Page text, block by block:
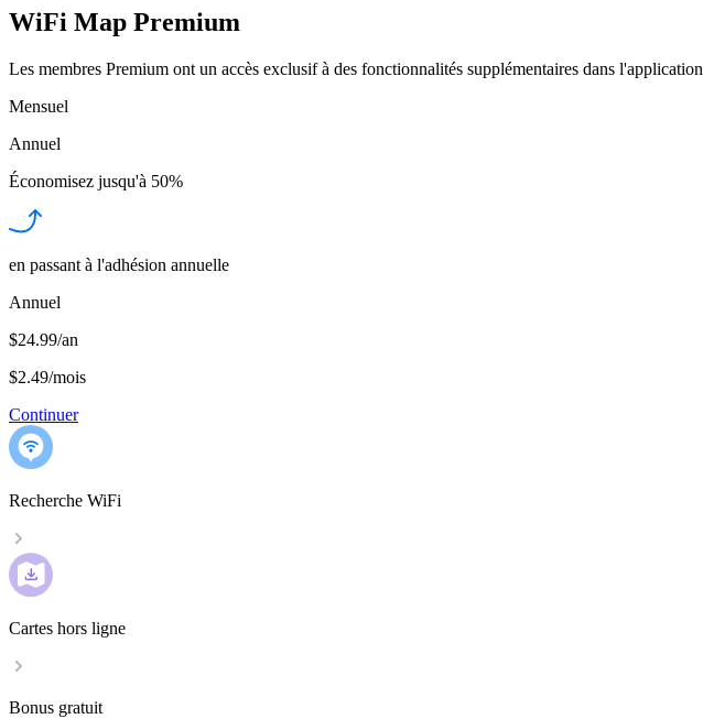
WiFi Map Premium
Les membres Premium ont un accès exclusif à des fonctionnalités supplémentaires dans l'application
Mensuel
Annuel
Économisez jusqu'à 50%
en passant à l'adhésion annuelle
Annuel
$24.99/an
$2.49/mois
Continuer
Recherche WiFi
Cartes hors ligne
Bonus gratuit